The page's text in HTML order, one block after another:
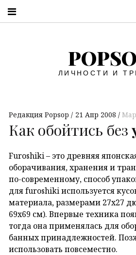
ЛИЧНОСТИ И
Редакция Popsop 21 Апр 2008
Как обойтись без
Furoshiki – это древняя
оборачивания, хранения и
по-современному, способ
для furoshiki используется
материала, размерами 27х27
69х69 см). Впервые техника
тогда она применялась для
банных принадлежностей.
использовать повсеместно.